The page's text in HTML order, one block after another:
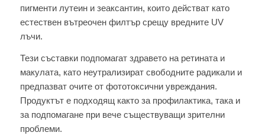
пигменти лутеин и зеаксантин, които действат като
естествен вътреочен филтър срещу вредните UV
лъчи.
Тези съставки подпомагат здравето на ретината и
макулата, като неутрализират свободните радикали и
предпазват очите от фототоксични увреждания.
Продуктът е подходящ както за профилактика, така и
за подпомагане при вече съществуващи зрителни
проблеми.